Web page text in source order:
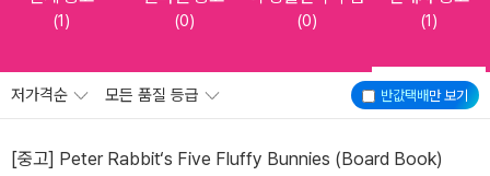
(1) (0) (0) (1)
반값택배만 보기
저가격순 모든 품질 등급
[중고] Peter Rabbit‘s Five Fluffy Bunnies (Board Book)